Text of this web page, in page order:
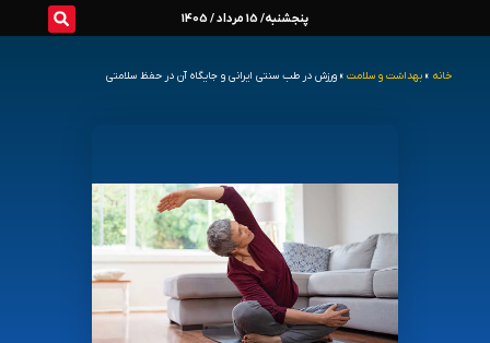
پنجشنبه/ 15 مرداد / 1405
خانه » بهداشت و سلامت » ورزش در طب سنتی ایرانی و جایگاه آن در حفظ سلامتی